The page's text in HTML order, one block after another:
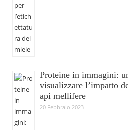
Proteine in immagini:
visualizzare l’impatto
api mellifere
20 Febbraio 2023